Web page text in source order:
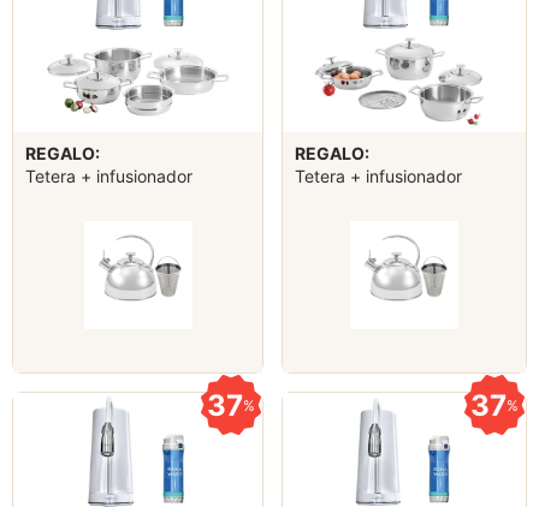
REGALO:
Tetera + infusionador
REGALO:
Tetera + infusionador
37% 37%